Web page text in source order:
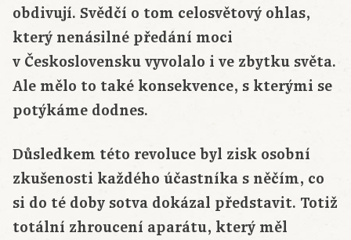
obdivují. Svědčí o tom celosvětový ohlas,
který nenásilné předání moci
v Československu vyvolalo i ve zbytku světa.
Ale mělo to také konsekvence, s kterými se
potýkáme dodnes.
Důsledkem této revoluce byl zisk osobní
zkušenosti každého účastníka s něčím, co
si do té doby sotva dokázal představit. Totiž
totální zhroucení aparátu, který měl